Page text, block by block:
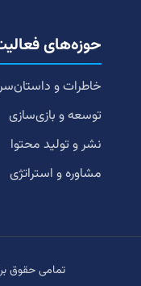
حوزه‌های
خاطرات و
توسعه و بازی‌سازی
نشر و تولید محتوا
مشاوره و استراتژی
تمامی حقوق